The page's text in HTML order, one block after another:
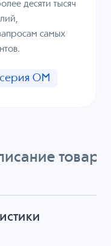
десяти тысяч
самых
ОМ
товара